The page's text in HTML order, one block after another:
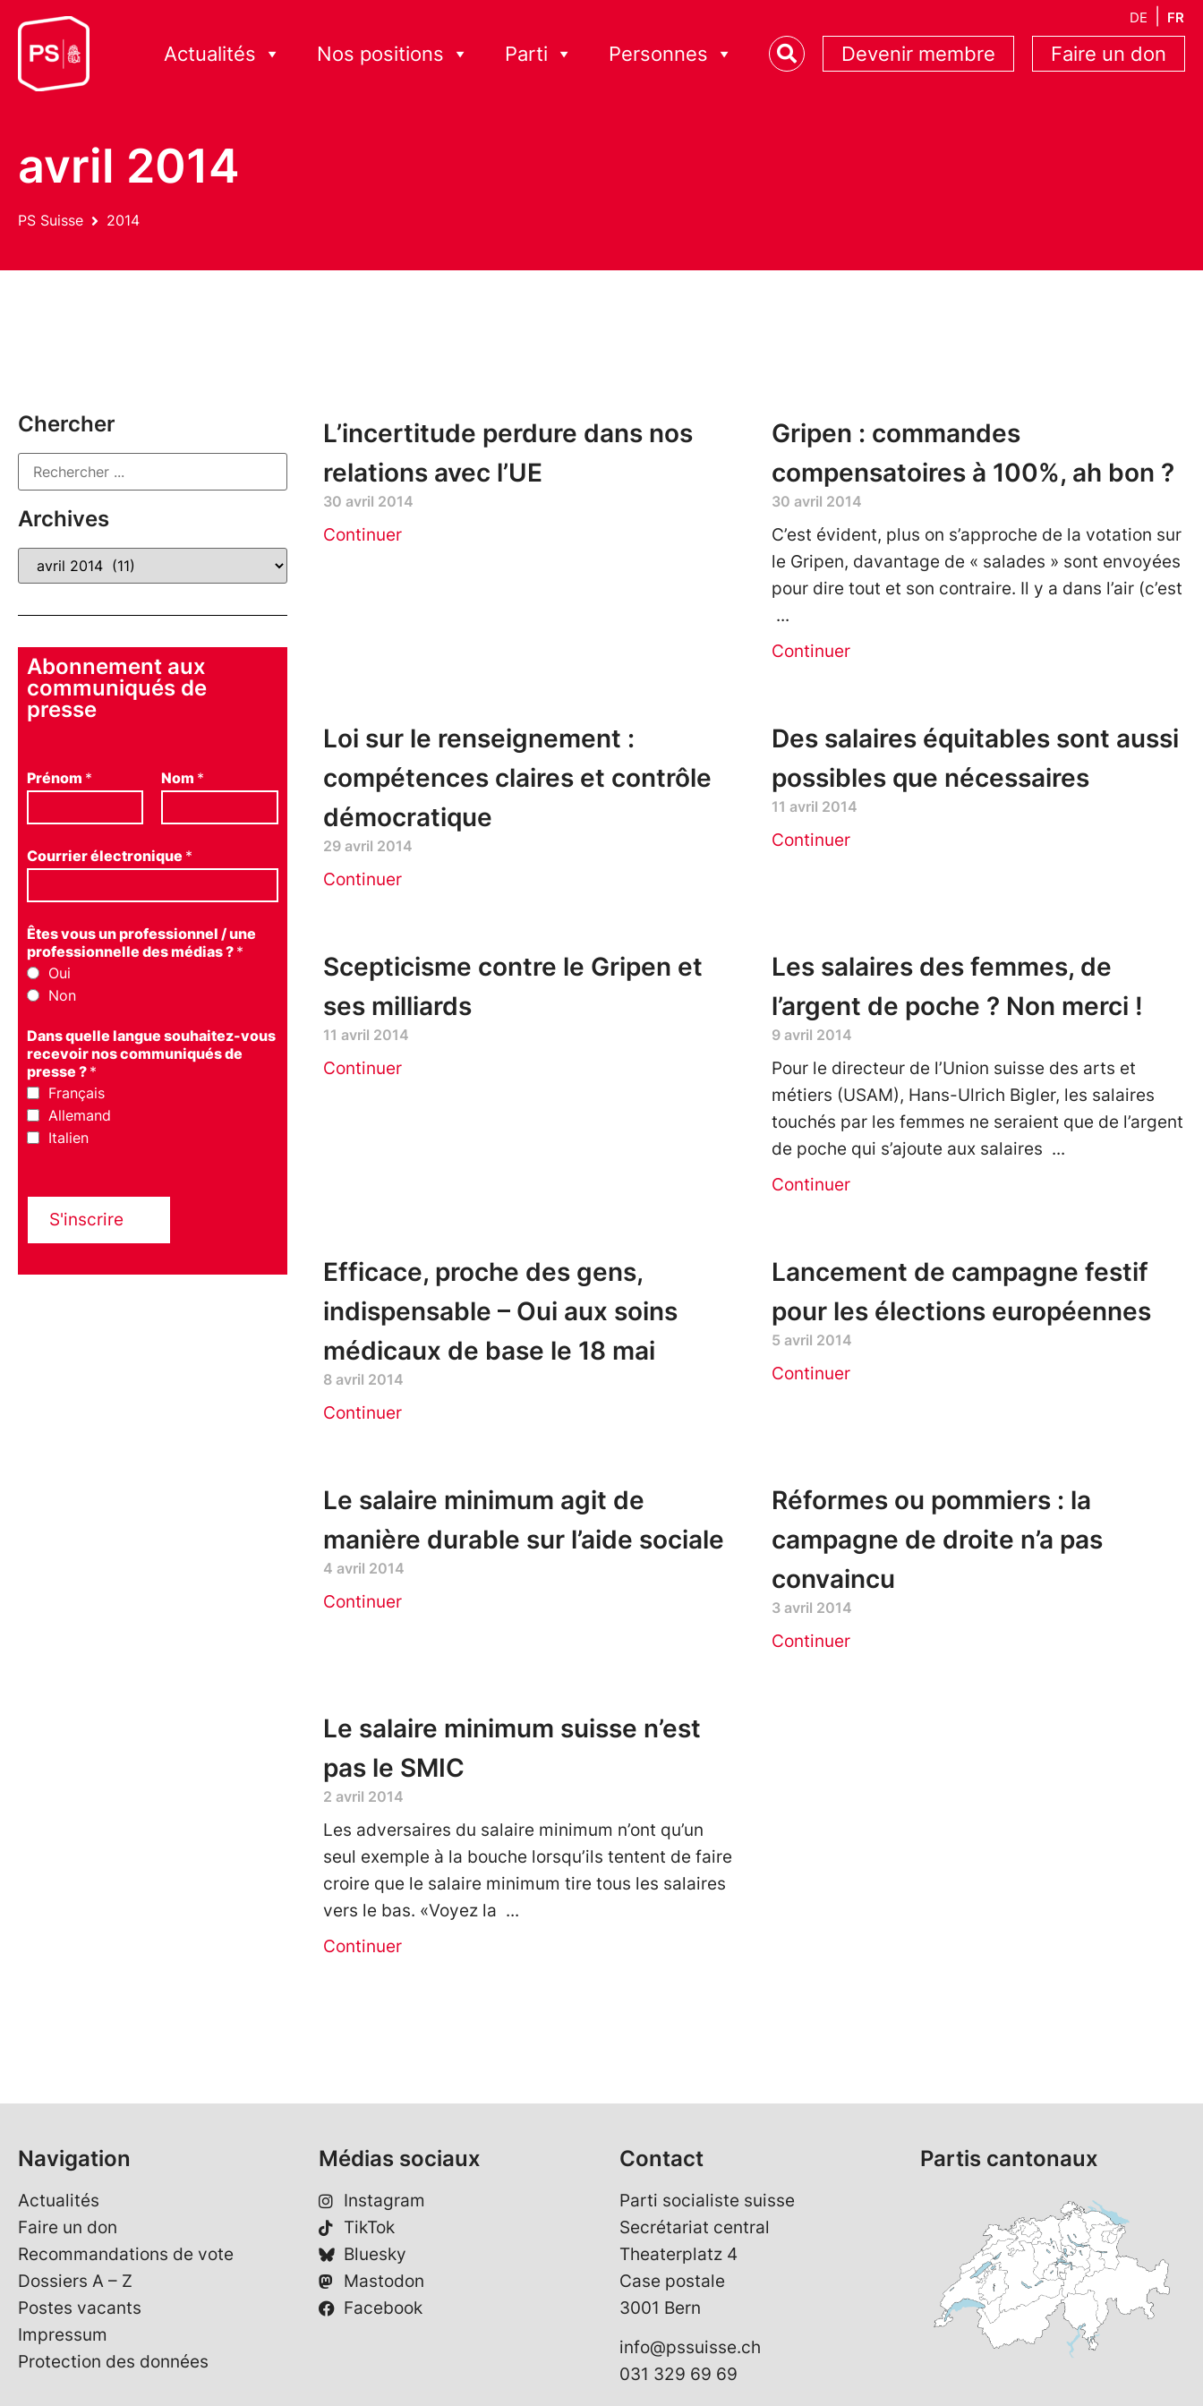
DE FR
Actualités Nos positions Parti Personnes Devenir membre Faire un don
avril 2014
PS Suisse 2014
Chercher
Archives
Abonnement aux
communiqués de
presse
Prénom * Nom *
Courrier électronique *
Êtes vous un professionnel / une
professionnelle des médias ? *
Oui
Non
Dans quelle langue souhaitez-vous
recevoir nos communiqués de
presse ? *
Français
Allemand
Italien
S'inscrire
L’incertitude perdure dans nos
relations avec l’UE
30 avril 2014
Continuer
Gripen : commandes
compensatoires à 100%, ah bon ?
30 avril 2014
C’est évident, plus on s’approche de la votation sur
le Gripen, davantage de « salades » sont envoyées
pour dire tout et son contraire. Il y a dans l’air (c’est
Continuer
Loi sur le renseignement :
compétences claires et contrôle
démocratique
29 avril 2014
Continuer
Des salaires équitables sont aussi
possibles que nécessaires
11 avril 2014
Continuer
Scepticisme contre le Gripen et
ses milliards
11 avril 2014
Continuer
Les salaires des femmes, de
l’argent de poche ? Non merci !
9 avril 2014
Pour le directeur de l’Union suisse des arts et
métiers (USAM), Hans-Ulrich Bigler, les salaires
touchés par les femmes ne seraient que de l’argent
de poche qui s’ajoute aux salaires
Continuer
Efficace, proche des gens,
indispensable – Oui aux soins
médicaux de base le 18 mai
8 avril 2014
Continuer
Lancement de campagne festif
pour les élections européennes
5 avril 2014
Continuer
Le salaire minimum agit de
manière durable sur l’aide sociale
4 avril 2014
Continuer
Réformes ou pommiers : la
campagne de droite n’a pas
convaincu
3 avril 2014
Continuer
Le salaire minimum suisse n’est
pas le SMIC
2 avril 2014
Les adversaires du salaire minimum n’ont qu’un
seul exemple à la bouche lorsqu’ils tentent de faire
croire que le salaire minimum tire tous les salaires
vers le bas. «Voyez la
Continuer
Navigation
Actualités
Faire un don
Recommandations de vote
Dossiers A – Z
Postes vacants
Impressum
Protection des données
Médias sociaux
Instagram
TikTok
Bluesky
Mastodon
Facebook
Contact
Parti socialiste suisse
Secrétariat central
Theaterplatz 4
Case postale
3001 Bern
info@pssuisse.ch
031 329 69 69
Partis cantonaux